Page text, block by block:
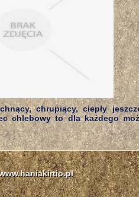
chrupiący, ciepły
chlebowy to dla każdego